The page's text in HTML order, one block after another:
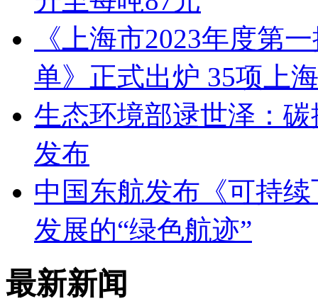
《上海市2023年度第
单》正式出炉 35项上
生态环境部逯世泽：
发布
中国东航发布《可持
发展的“绿色航迹”
最新新闻